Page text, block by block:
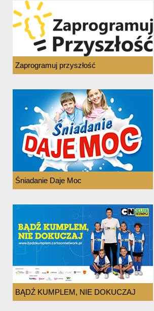
Zaprogramuj przyszłość
Śniadanie Daje Moc
BĄDŹ KUMPLEM, NIE DOKUCZAJ